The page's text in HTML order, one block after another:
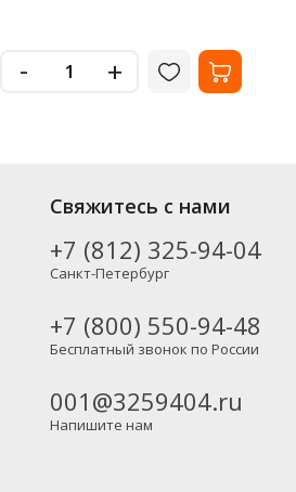
- +
включая новинки. Вы
другие регионы России –
Свяжитесь с нами
+7 (812) 325-94-04
Санкт-Петербург
+7 (800) 550-94-48
Бесплатный звонок по России
001@3259404.ru
Напишите нам